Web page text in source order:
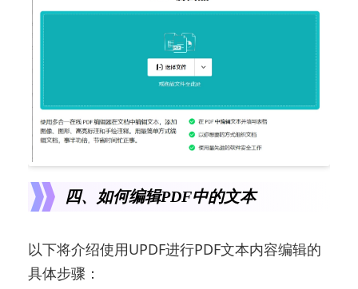
四、如何编辑PDF中的文本
以下将介绍使用UPDF进行PDF文本内容编辑的
具体步骤：